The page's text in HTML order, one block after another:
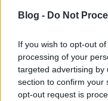
Blog - Do Not
If you wish to opt-out
processing of your
targeted advertising by
section to confirm your
opt-out request is
Híradó -
2011. október
A délelőtti 22-es busz
amikor a Budakeszi Mezei